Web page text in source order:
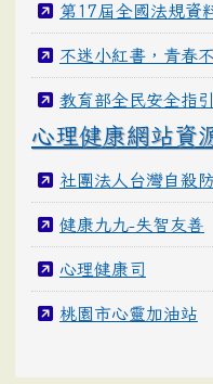
第17屆全國法規資
不迷小紅書，青春
教育部全民安全指
心理健康網站資
社團法人台灣自殺
健康九九-失智友善
心理健康司
桃園市心靈加油站